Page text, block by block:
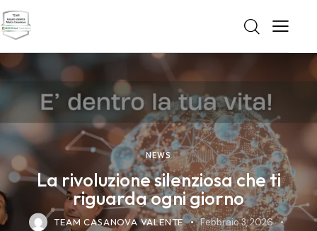
NEWS
La rivoluzione silenziosa che ti
riguarda ogni giorno
TEAM CASANOVA VALENTE
Febbraio 3, 2026